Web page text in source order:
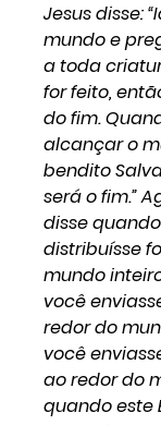
Jesus disse:
mundo e
a toda
for feito,
do fim.
alcançar o
bendito
será o fim.”
disse
distribuísse
mundo
você
redor do
você
ao redor do
quando este